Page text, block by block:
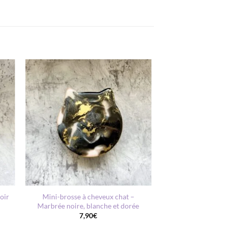
AJOUTER
À MA
LISTE DE
SOUHAITS
+
Mini-brosse à cheveux chat –
Marbrée noire, blanche et dorée
7,90€